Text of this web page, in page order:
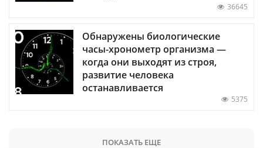
36645
Обнаружены биологические
часы-хронометр организма —
когда они выходят из строя,
развитие человека
останавливается
5375
ПОКАЗАТЬ ЕЩЕ